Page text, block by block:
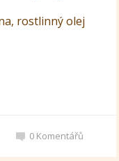
rostlinný olej
0 Komentářů